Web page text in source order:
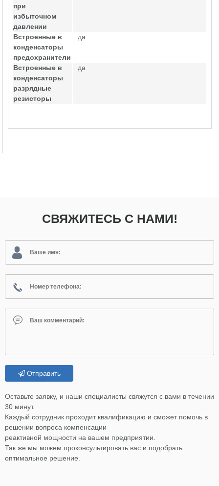
при
избыточном
давлении
Встроенные в
конденсаторы
предохранители
да
Встроенные в
конденсаторы
разрядные
резисторы
да
СВЯЖИТЕСЬ С НАМИ!
Отправить
Оставьте заявку, и наши специалисты свяжутся с вами в течении
30 минут.
Каждый сотрудник проходит квалификацию и сможет помочь в
решении вопроса компенсации
реактивной мощности на вашем предприятии.
Так же мы можем проконсультировать вас и подобрать
оптимальное решение.